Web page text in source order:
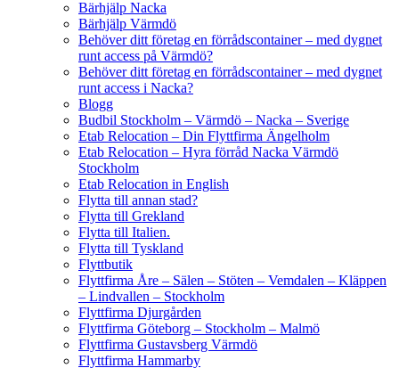
Bärhjälp Nacka
Bärhjälp Värmdö
Behöver ditt företag en förrådscontainer – med dygnet
runt access på Värmdö?
Behöver ditt företag en förrådscontainer – med dygnet
runt access i Nacka?
Blogg
Budbil Stockholm – Värmdö – Nacka – Sverige
Etab Relocation – Din Flyttfirma Ängelholm
Etab Relocation – Hyra förråd Nacka Värmdö
Stockholm
Etab Relocation in English
Flytta till annan stad?
Flytta till Grekland
Flytta till Italien.
Flytta till Tyskland
Flyttbutik
Flyttfirma Åre – Sälen – Stöten – Vemdalen – Kläppen
– Lindvallen – Stockholm
Flyttfirma Djurgården
Flyttfirma Göteborg – Stockholm – Malmö
Flyttfirma Gustavsberg Värmdö
Flyttfirma Hammarby